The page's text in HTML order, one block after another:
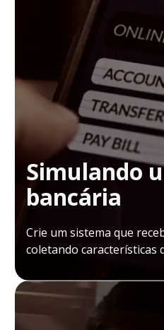
Simulando
bancária
Crie um sistema que
coletando características